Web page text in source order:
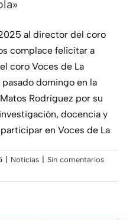
al director del coro
complace felicitar a
coro Voces de La
domingo en la
Rodríguez por su
docencia y
en Voces de La
Noticias
Sin comentarios
2025